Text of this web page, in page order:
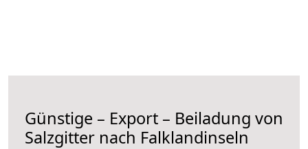
Günstige – Export – Beiladung von
Salzgitter nach Falklandinseln